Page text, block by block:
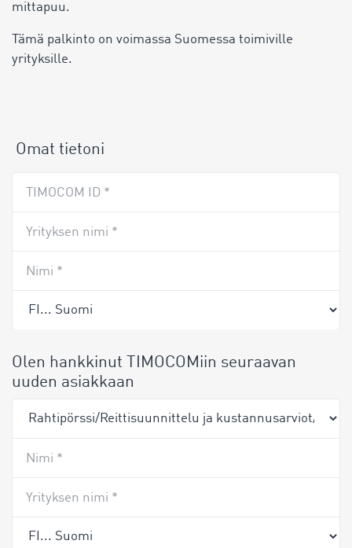
mittapuu.
Tämä palkinto on voimassa Suomessa toimiville
yrityksille.
Omat tietoni
TIMOCOM ID *
Yrityksen nimi *
Nimi *
Olen hankkinut TIMOCOMiin seuraavan
uuden asiakkaan
Nimi *
Yrityksen nimi *